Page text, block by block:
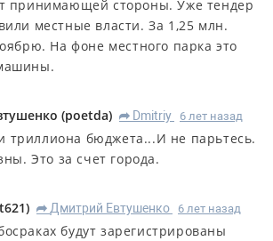
принимающей стороны. Уже тендер
местные власти. За 1,25 млн.
На фоне местного парка это
(poetda) R Dmitriy 6 лет назад
триллиона бюджета...И не парьтесь.
Это за счет города.
) R Дмитрий Евтушенко 6 лет назад
будут зарегистрированы